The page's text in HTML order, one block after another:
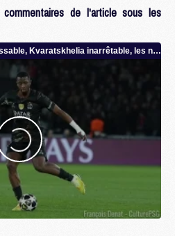
de l'article sous les